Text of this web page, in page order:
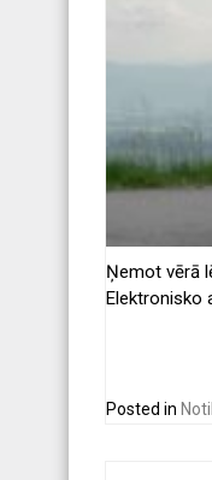
Ņemot vērā
Elektronisko
Posted in